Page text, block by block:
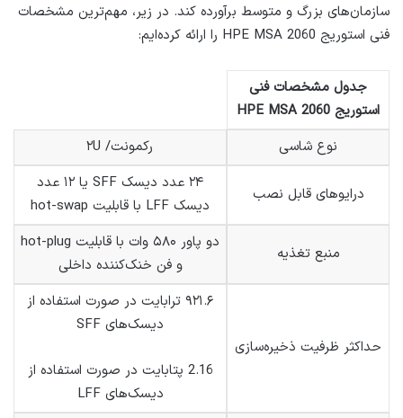
سازمان‌های بزرگ و متوسط برآورده کند. در زیر، مهم‌ترین مشخصات
فنی استوریج HPE MSA 2060 را ارائه کرده‌ایم:
جدول مشخصات فنی
استوریج HPE MSA 2060
نوع شاسی
رکمونت/ ۲U
درایوهای قابل نصب
۲۴ عدد دیسک SFF یا ۱۲ عدد
دیسک LFF با قابلیت hot-swap
منبع تغذیه
دو پاور ۵۸۰ وات با قابلیت hot-plug
و فن خنک‌کننده داخلی
حداکثر ظرفیت ذخیره‌سازی
۹۲۱.۶ ترابایت در صورت استفاده از
دیسک‌های SFF
2.16 پتابایت در صورت استفاده از
دیسک‌های LFF